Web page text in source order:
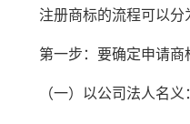
注册商标的流程可以分
第一步：要确定申请商
（一）以公司法人名